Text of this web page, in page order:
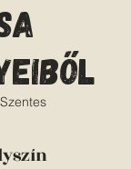
Szentes